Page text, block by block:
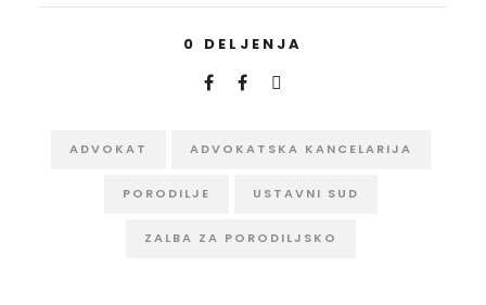
0 DELJENJA
ADVOKAT ADVOKATSKA KANCELARIJA
PORODILJE USTAVNI SUD
ZALBA ZA PORODILJSKO